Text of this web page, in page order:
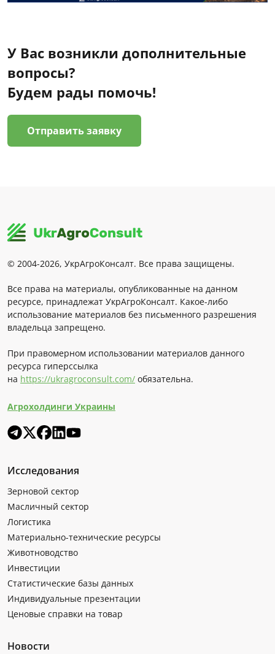
У Вас возникли дополнительные
вопросы?
Будем рады помочь!
Отправить заявку
© 2004-2026, УкрАгроКонсалт. Все права защищены.
Все права на материалы, опубликованные на данном
ресурсе, принадлежат УкрАгроКонсалт. Какое-либо
использование материалов без письменного разрешения
владельца запрещено.
При правомерном использовании материалов данного
ресурса гиперссылка
на https://ukragroconsult.com/ обязательна.
Агрохолдинги Украины
Исследования
Зерновой сектор
Масличный сектор
Логистика
Материально-технические ресурсы
Животноводство
Инвестиции
Статистические базы данных
Индивидуальные презентации
Ценовые справки на товар
Новости